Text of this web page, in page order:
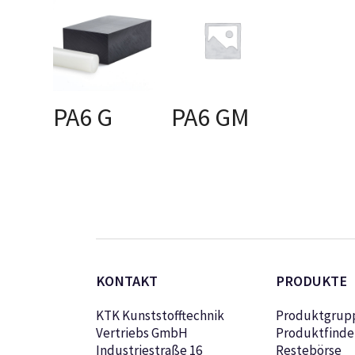
PA6 G PA6 GM
KONTAKT
KTK Kunststofftechnik
Vertriebs GmbH
Industriestraße 16
PRODUKTE
Restebörse